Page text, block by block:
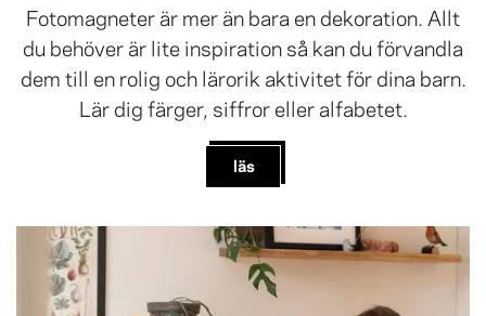
Fotomagneter är mer än bara en dekoration. Allt
du behöver är lite inspiration så kan du förvandla
dem till en rolig och lärorik aktivitet för dina barn.
Lär dig färger, siffror eller alfabetet.
läs